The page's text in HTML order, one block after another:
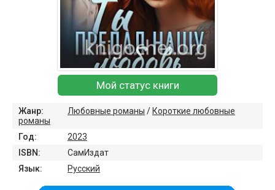
Мой статус книги
Жанр: Любовные романы /Короткие любовные
романы
Год:
2023
ISBN:
СамИздат
Язык:
Русский